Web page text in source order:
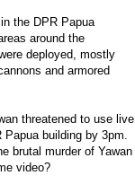
the DPR Papua
around the
deployed, mostly
and armored
threatened to use live
building by 3pm.
brutal murder of Yawan
video?